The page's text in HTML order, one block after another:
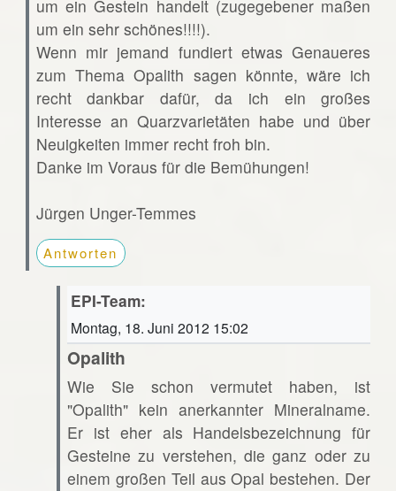
um ein Gestein handelt (zugegebener maßen
um ein sehr schönes!!!!).
Wenn mir jemand fundiert etwas Genaueres
zum Thema Opalith sagen könnte, wäre ich
recht dankbar dafür, da ich ein großes
Interesse an Quarzvarietäten habe und über
Neuigkeiten immer recht froh bin.
Danke im Voraus für die Bemühungen!
Jürgen Unger-Temmes
Antworten
EPI-Team:
Montag, 18. Juni 2012 15:02
Opalith
Wie Sie schon vermutet haben, ist
"Opalith" kein anerkannter Mineralname.
Er ist eher als Handelsbezeichnung für
Gesteine zu verstehen, die ganz oder zu
einem großen Teil aus Opal bestehen. Der